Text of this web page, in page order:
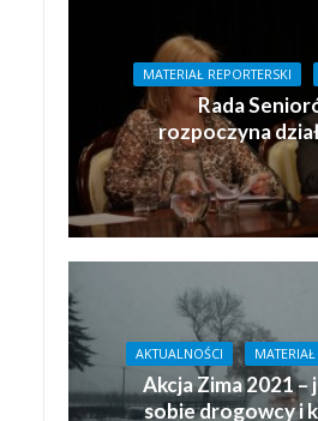
MATERIAŁ REPORTERSKI
Rada
rozpoczyna
AKTUALNOŚCI
Akcja Zima 2021 –
sobie drogowcy i